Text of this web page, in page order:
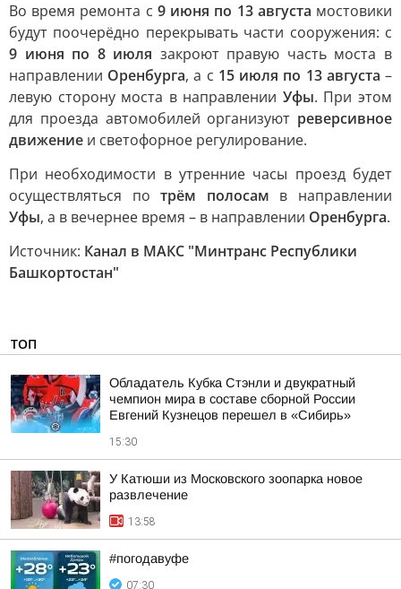
Во время ремонта с 9 июня по 13 августа мостовики
будут поочерёдно перекрывать части сооружения: с
9 июня по 8 июля закроют правую часть моста в
направлении Оренбурга, а с 15 июля по 13 августа –
левую сторону моста в направлении Уфы. При этом
для проезда автомобилей организуют реверсивное
движение и светофорное регулирование.
При необходимости в утренние часы проезд будет
осуществляться потрём полосам в направлении
Уфы, а в вечернее время – в направлении Оренбурга.
Источник: Канал в МАКС "Минтранс Республики
Башкортостан"
ТОП
Обладатель Кубка Стэнли и двукратный
чемпион мира в составе сборной России
Евгений Кузнецов перешел в «Сибирь»
15:30
У Катюши из Московского зоопарка новое
развлечение
13:58
#погодавуфе
07:30